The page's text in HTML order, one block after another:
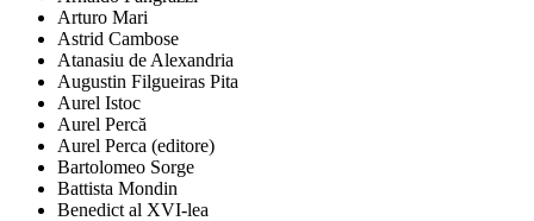
Arturo Mari
Astrid Cambose
Atanasiu de Alexandria
Augustin Filgueiras Pita
Aurel Istoc
Aurel Percă
Aurel Perca (editore)
Bartolomeo Sorge
Battista Mondin
Benedict al XVI-lea